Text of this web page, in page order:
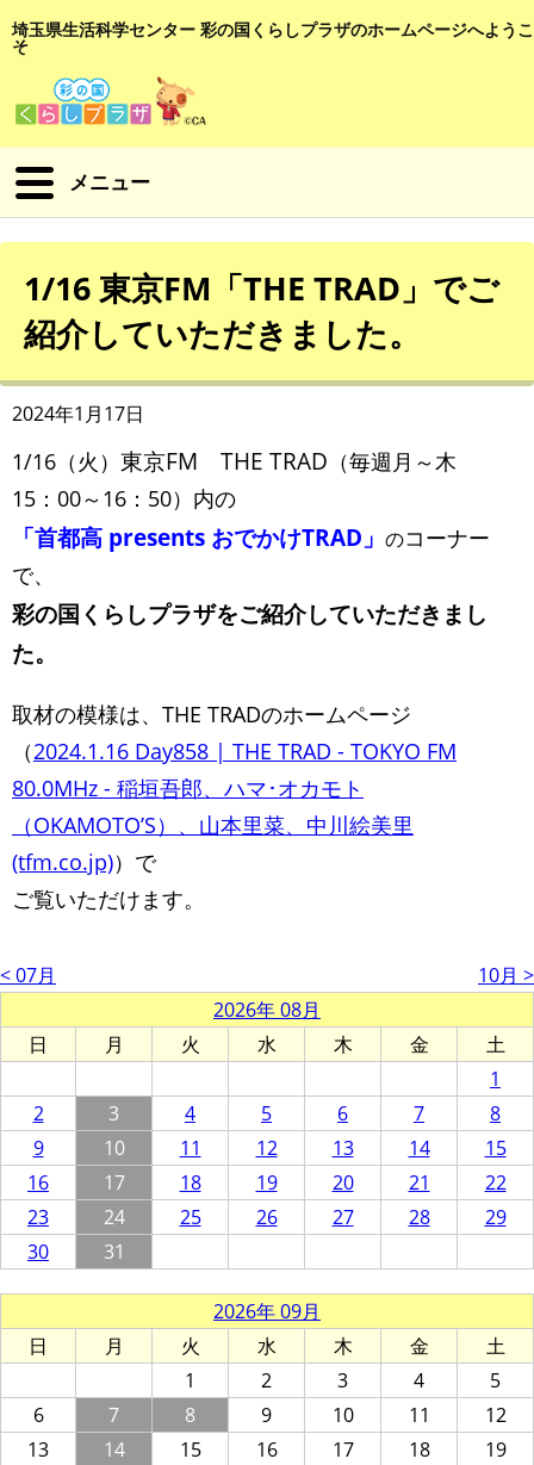
埼玉県生活科学センター 彩の国くらしプラザのホームページへようこ
そ
メニュー
1/16 東京FM「THE TRAD」でご
紹介していただきました。
2024年1月17日
1/16（火） 東京FM THE TRAD （毎週月～木
15：00～16：50）内の
「首都高 presents おでかけTRAD」 のコーナー
で、
彩の国くらしプラザをご紹介していただきまし
た。
取材の模様は、THE TRADのホームページ
（2024.1.16 Day858 | THE TRAD - TOKYO FM
80.0MHz - 稲垣吾郎、ハマ･オカモト
（OKAMOTO’S）、山本里菜、中川絵美里
(tfm.co.jp)）で
ご覧いただけます。
< 07月
10月 >
2026年 08月
日
月 火 水 木 金
土
1
2
3 4 5 6 7
8
9
10 11 12 13 14
15
16
17 18 19 20 21
22
23
24 25 26 27 28
29
30
31
2026年 09月
日
月 火 水 木 金
土
1
2 3 4
5
6
7 8 9 10 11
12
13
14 15 16 17 18
19